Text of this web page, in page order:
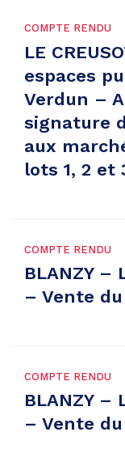
COMPTE RENDU
LE
espaces
Verdun –
signature
aux
lots 1, 2 et
COMPTE RENDU
BLANZY –
– Vente
COMPTE RENDU
BLANZY –
– Vente